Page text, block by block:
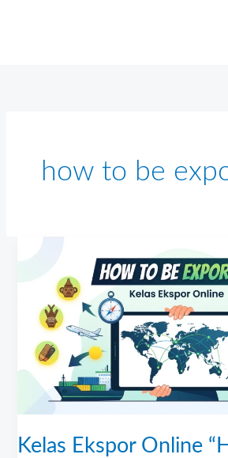
how to be
Kelas Ekspor Online
“HOW
EXPORTER”:
Panduan
Lengkap
Menjadi